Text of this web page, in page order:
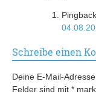
Schreibe einen
Deine E-Mail-
Felder sind mit *